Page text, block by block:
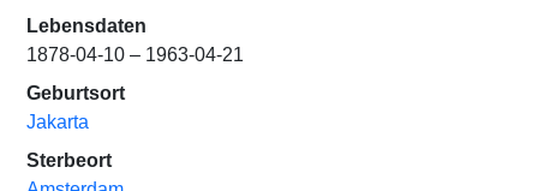
Lebensdaten
1878-04-10 – 1963-04-21
Geburtsort
Jakarta
Sterbeort